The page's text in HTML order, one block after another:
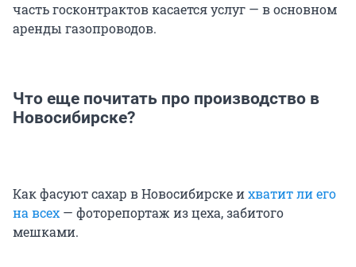
часть госконтрактов касается услуг — в основном
аренды газопроводов.
Что еще почитать про производство в
Новосибирске?
Как фасуют сахар в Новосибирске ихватит ли его
на всех — фоторепортаж из цеха, забитого
мешками.